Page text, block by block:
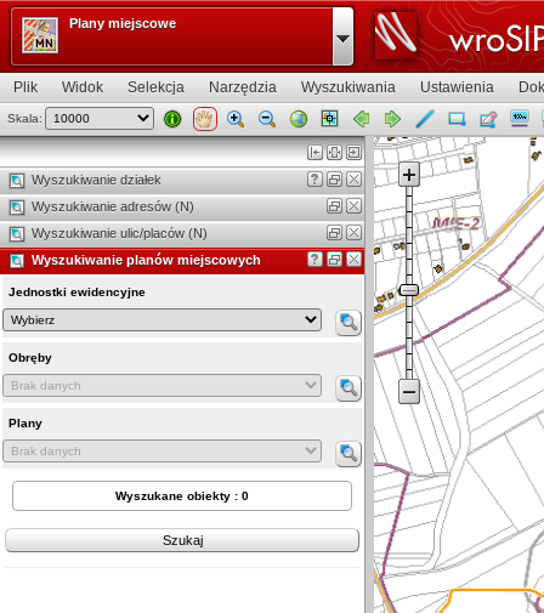
Plik Widok Selekcja Narzędzia Wyszukiwania Ustawienia
Skala:
Wyszukiwanie działek
Wyszukiwanie adresów (N)
Wyszukiwanie ulic/placów (N)
Jednostki ewidencyjne
Obręby
Plany
Wyszukane obiekty : 0
Szukaj
Wyszukiwanie planów miejscowych
Widok mapy
Plany miejscowe